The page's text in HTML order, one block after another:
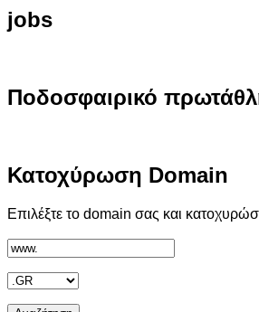
jobs
Ποδοσφαιρικό
Κατοχύρωση Domain
Επιλέξτε το domain σας και